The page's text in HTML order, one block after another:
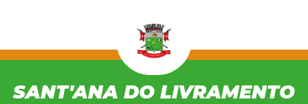
SANT'ANA DO LIVRAMENTO